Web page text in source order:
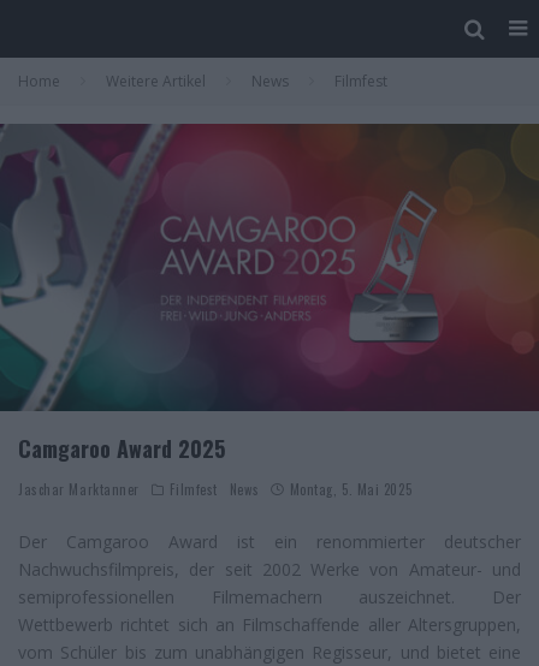
Home Weitere Artikel News Filmfest
Camgaroo Award 2025
Jaschar Marktanner Filmfest News Montag, 5. Mai 2025
Der Camgaroo Award ist ein renommierter deutscher
Nachwuchsfilmpreis, der seit 2002 Werke von Amateur- und
semiprofessionellen Filmemachern auszeichnet. Der
Wettbewerb richtet sich an Filmschaffende aller Altersgruppen,
vom Schüler bis zum unabhängigen Regisseur, und bietet eine